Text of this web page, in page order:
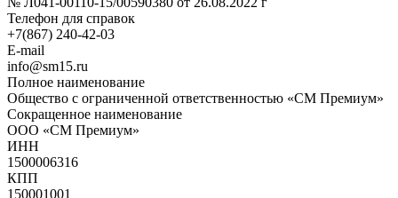
Телефон для справок
+7(867) 240-42-03
E-mail
info@sm15.ru
Полное наименование
Общество с ограниченной ответственностью «СМ Премиум»
Сокращенное наименование
ООО «СМ Премиум»
ИНН
1500006316
КПП
150001001